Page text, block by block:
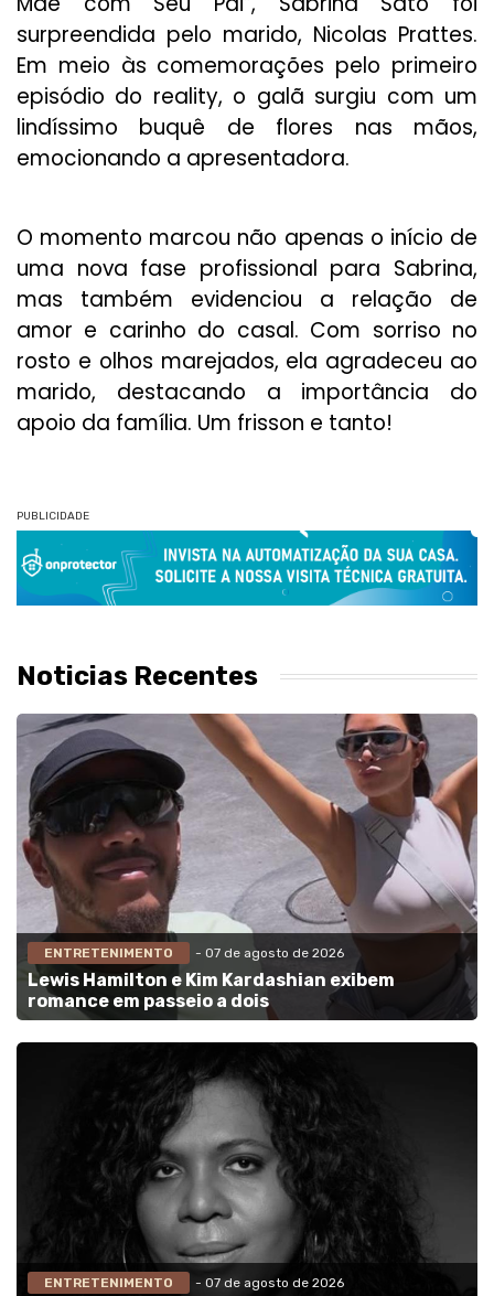
surpreendida pelo marido, Nicolas Prattes.
Em meio às comemorações pelo primeiro
episódio do reality, o galã surgiu com um
lindíssimo buquê de flores nas mãos,
emocionando a apresentadora.
O momento marcou não apenas o início de
uma nova fase profissional para Sabrina,
mas também evidenciou a relação de
amor e carinho do casal. Com sorriso no
rosto e olhos marejados, ela agradeceu ao
marido, destacando a importância do
apoio da família. Um frisson e tanto!
PUBLICIDADE
Noticias Recentes
ENTRETENIMENTO - 07 de agosto de 2026
Lewis Hamilton e Kim Kardashian exibem
romance em passeio a dois
ENTRETENIMENTO - 07 de agosto de 2026